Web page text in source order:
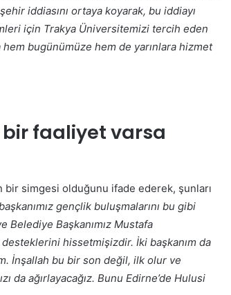
iddiasını ortaya koyarak, bu iddiayı
için Trakya Üniversitemizi tercih eden
bugünümüze hem de yarınlara hizmet
faaliyet varsa
bir simgesi olduğunu ifade ederek, şunları
gençlik buluşmalarını bu gibi
Belediye Başkanımız Mustafa
hissetmişizdir. İki başkanım da
İnşallah bu bir son değil, ilk olur ve
da ağırlayacağız. Bunu Edirne’de Hulusi